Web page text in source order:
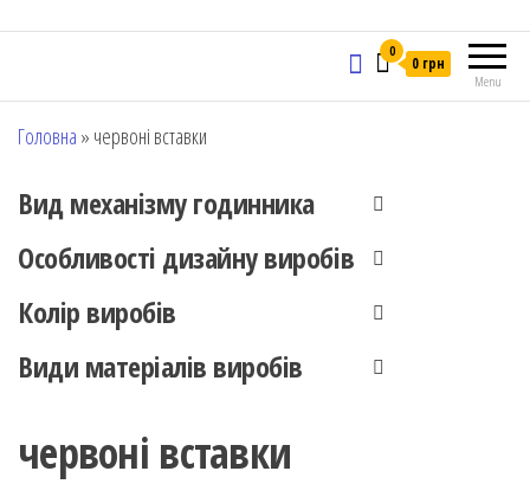
Menu
0
0 грн
Головна » червоні вставки
Вид механізму годинника
Особливості дизайну виробів
Колір виробів
Види матеріалів виробів
червоні вставки